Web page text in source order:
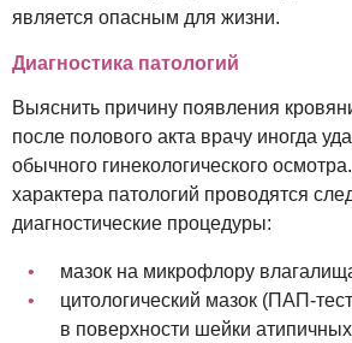
является опасным для жизни.
Диагностика патологий
Выяснить причину появления
после полового акта врачу иногда
обычного гинекологического
характера патологий проводятся
диагностические процедуры:
мазок на микрофлору
цитологический мазок (ПАП-
в поверхности шейки атипичных